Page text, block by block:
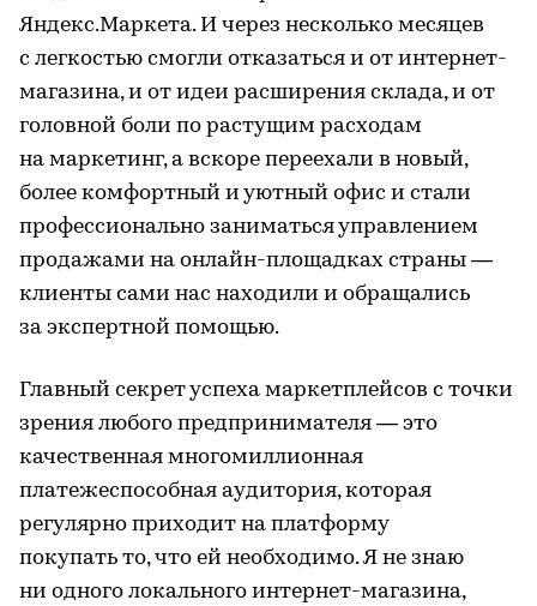
Яндекс.Маркета. И через несколько месяцев
с легкостью смогли отказаться и от интернет-
магазина, и от идеи расширения склада, и от
головной боли по растущим расходам
на маркетинг, а вскоре переехали в новый,
более комфортный и уютный офис и стали
профессионально заниматься управлением
продажами на онлайн-площадках страны —
клиенты сами нас находили и обращались
за экспертной помощью.
Главный секрет успеха маркетплейсов с точки
зрения любого предпринимателя — это
качественная многомиллионная
платежеспособная аудитория, которая
регулярно приходит на платформу
покупать то, что ей необходимо. Я не знаю
ни одного локального интернет-магазина,